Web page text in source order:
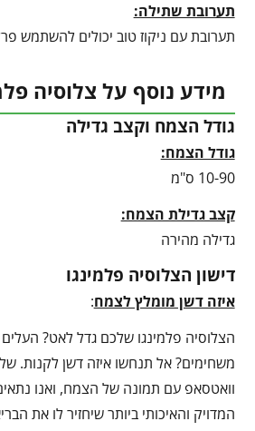
תערובת שתילה:
תערובת עם ניקוז טוב יכולים להשתמש
מידע נוסף על צלוסיה
גודל הצמח וקצב גדילה
גודל הצמח:
10-90 ס"מ
קצב גדילת הצמח:
גדילה מהירה
דישון הצלוסיה פלמינגו
איזה דשן מומלץ לצמח:
הצלוסיה פלמינגו שלכם גדל לאט?
משחימים? אל תנחשו איזה דשן לקנות.
וואטסאפ עם תמונה של הצמח, ואנו
המדויק והאיכותי ביותר שיחזיר לו את